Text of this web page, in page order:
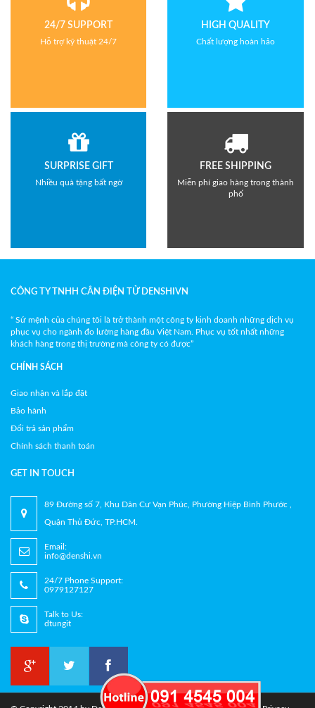
24/7 SUPPORT
Hỗ trợ kỹ thuật 24/7
HIGH QUALITY
Chất lượng hoàn hảo
SURPRISE GIFT
Nhiều quà tặng bất ngờ
FREE SHIPPING
Miễn phí giao hàng trong thành
phố
CÔNG TY TNHH CÂN ĐIỆN TỬ DENSHIVN
“ Sứ mệnh của chúng tôi là trở thành một công ty kinh doanh những dịch vụ
phục vụ cho ngành đo lường hàng đầu Việt Nam. Phục vụ tốt nhất những
khách hàng trong thị trường mà công ty có được”
CHÍNH SÁCH
Giao nhận và lắp đặt
Bảo hành
Đổi trả sản phẩm
Chính sách thanh toán
GET IN TOUCH
89 Đường số 7, Khu Dân Cư Vạn Phúc, Phường Hiệp Bình Phước ,
Quận Thủ Đức, TP.HCM.
Email:
info@denshi.vn
24/7 Phone Support:
0979127127
Talk to Us:
dtungit